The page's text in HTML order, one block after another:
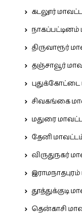
கடலூர்
திருவாரூர்
தஞ்சாவூர்
சிவகங்கை
மதுரை
தேனி
விருதுநகர்
தூத்துக்குடி
தென்காசி